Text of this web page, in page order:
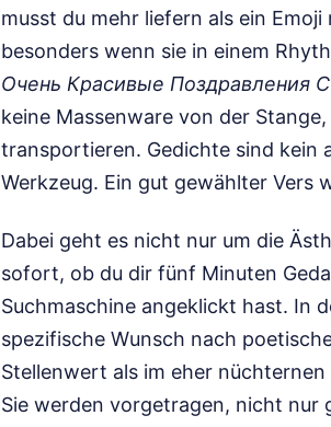
musst du mehr liefern als ein
besonders wenn sie in einem
Очень Красивые
keine Massenware von der
transportieren. Gedichte sind kein
Werkzeug. Ein gut gewählter Vers
Dabei geht es nicht nur um die
sofort, ob du dir fünf Minuten
Suchmaschine angeklickt hast. In
spezifische Wunsch nach
Stellenwert als im eher
Sie werden vorgetragen, nicht nur